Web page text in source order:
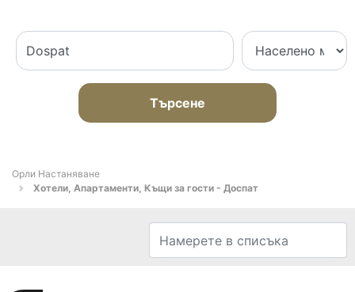
Търсене
Орли Настаняване
Хотели, Апартаменти, Къщи за гости - Доспат